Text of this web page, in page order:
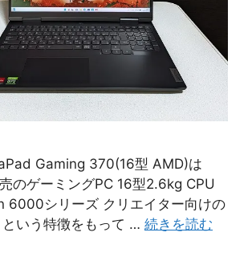
Gaming 370(16型 AMD)は
のゲーミングPC 16型2.6kg CPU
6000シリーズ クリエイター向けの
いう特徴をもって … 続きを読む